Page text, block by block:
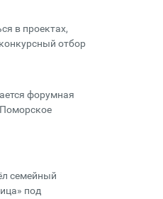
в проектах,
отбор
форумная
семейный
под